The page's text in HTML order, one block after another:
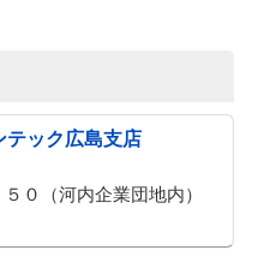
テック広島支店
０（河内企業団地内）